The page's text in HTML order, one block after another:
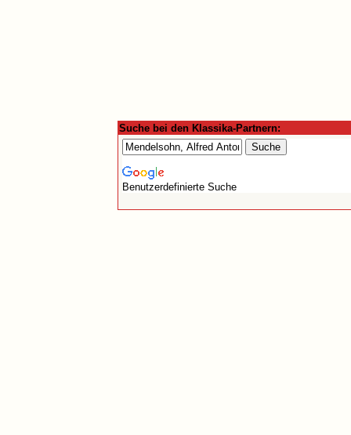
Suche bei den Klassika-Partnern:
Benutzerdefinierte Suche